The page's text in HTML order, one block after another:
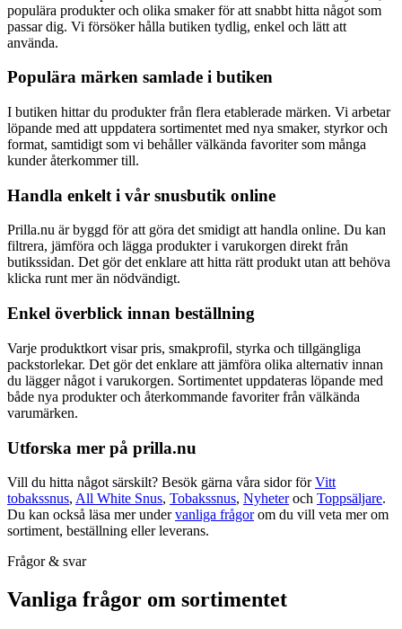
populära produkter och olika smaker för att snabbt hitta något som
passar dig. Vi försöker hålla butiken tydlig, enkel och lätt att
använda.
Populära märken samlade i butiken
I butiken hittar du produkter från flera etablerade märken. Vi arbetar
löpande med att uppdatera sortimentet med nya smaker, styrkor och
format, samtidigt som vi behåller välkända favoriter som många
kunder återkommer till.
Handla enkelt i vår snusbutik online
Prilla.nu är byggd för att göra det smidigt att handla online. Du kan
filtrera, jämföra och lägga produkter i varukorgen direkt från
butikssidan. Det gör det enklare att hitta rätt produkt utan att behöva
klicka runt mer än nödvändigt.
Enkel överblick innan beställning
Varje produktkort visar pris, smakprofil, styrka och tillgängliga
packstorlekar. Det gör det enklare att jämföra olika alternativ innan
du lägger något i varukorgen. Sortimentet uppdateras löpande med
både nya produkter och återkommande favoriter från välkända
varumärken.
Utforska mer på prilla.nu
Vill du hitta något särskilt? Besök gärna våra sidor förVitt
tobakssnus, All White Snus, Tobakssnus, Nyheteroch Toppsäljare.
Du kan också läsa mer undervanliga frågorom du vill veta mer om
sortiment, beställning eller leverans.
Frågor & svar
Vanliga frågor om sortimentet